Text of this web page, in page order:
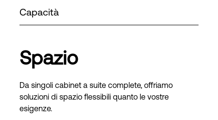
Capacità
Spazio
Da singoli cabinet a suite complete, offriamo
soluzioni di spazio flessibili quanto le vostre
esigenze.